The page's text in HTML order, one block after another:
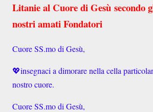
Litanie al Cuore di Gesù secondo
nostri amati Fondatori
Cuore SS.mo di Gesù,
💖insegnaci a dimorare nella cella
nostro cuore.
Cuore SS.mo di Gesù,